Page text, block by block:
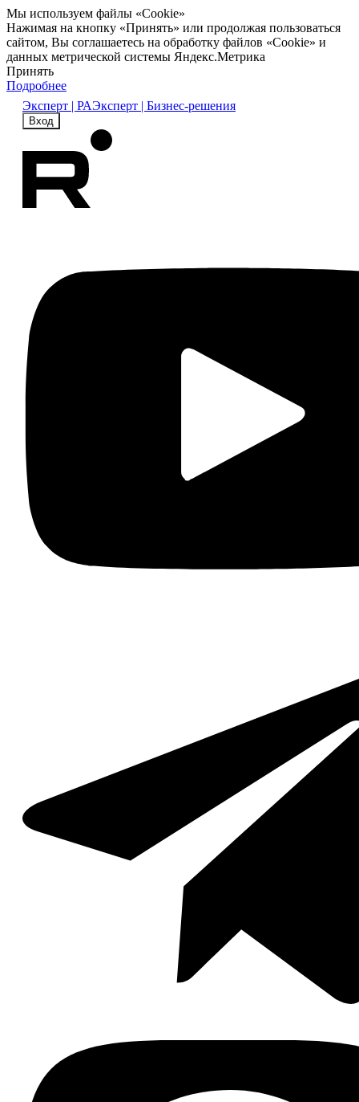
Мы используем файлы «Cookie»
Нажимая на кнопку «Принять» или продолжая пользоваться
сайтом, Вы соглашаетесь на обработку файлов «Cookie» и
данных метрической системы Яндекс.Метрика
Принять
Подробнее
Эксперт | РАЭксперт | Бизнес-решения
Вход